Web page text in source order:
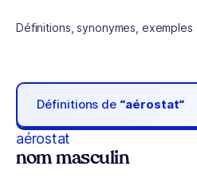
Définitions, synonymes, exemples
Définitions de “aérostat“
aérostat
nom masculin